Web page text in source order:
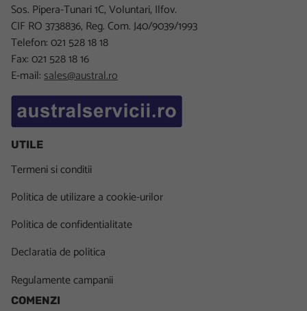
Sos. Pipera-Tunari 1C, Voluntari, Ilfov.
CIF RO 3738836, Reg. Com. J40/9039/1993
Telefon: 021 528 18 18
Fax: 021 528 18 16
E-mail:sales@austral.ro
UTILE
Termeni si conditii
Politica de utilizare a cookie-urilor
Politica de confidentialitate
Declaratia de politica
Regulamente campanii
COMENZI